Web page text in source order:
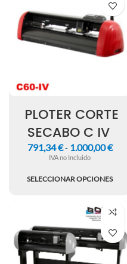
PLOTER CORTE
SECABO C IV
791,34€ - 1.000,00€
IVA no Incluido
SELECCIONAR OPCIONES